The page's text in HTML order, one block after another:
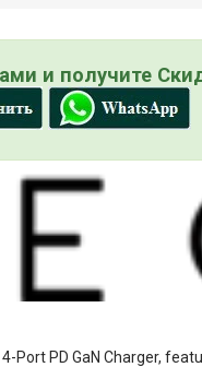
и получите
PD GaN Charger,